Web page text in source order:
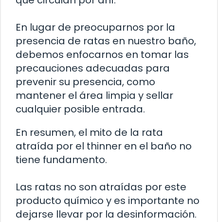
En lugar de preocuparnos por la
presencia de ratas en nuestro baño,
debemos enfocarnos en tomar las
precauciones adecuadas para
prevenir su presencia, como
mantener el área limpia y sellar
cualquier posible entrada.
En resumen, el mito de la rata
atraída por el thinner en el baño no
tiene fundamento.
Las ratas no son atraídas por este
producto químico y es importante no
dejarse llevar por la desinformación.